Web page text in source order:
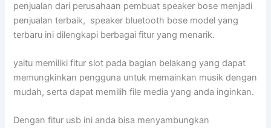
penjualan dari perusahaan pembuat speaker bose menjadi
penjualan terbaik, speaker bluetooth bose model yang
terbaru ini dilengkapi berbagai fitur yang menarik.
yaitu memiliki fitur slot pada bagian belakang yang dapat
memungkinkan pengguna untuk memainkan musik dengan
mudah, serta dapat memilih file media yang anda inginkan.
Dengan fitur usb ini anda bisa menyambungkan